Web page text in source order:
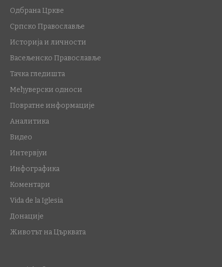
Одбрана Цркве
Српско Православље
Историја и личности
Васељенско Православље
Тачка гледишта
Међуверски односи
Повратне информације
Аналитика
Видео
Интервјуи
Инфографика
Коментари
Vida de la Iglesia
Донације
Животът на Църквата